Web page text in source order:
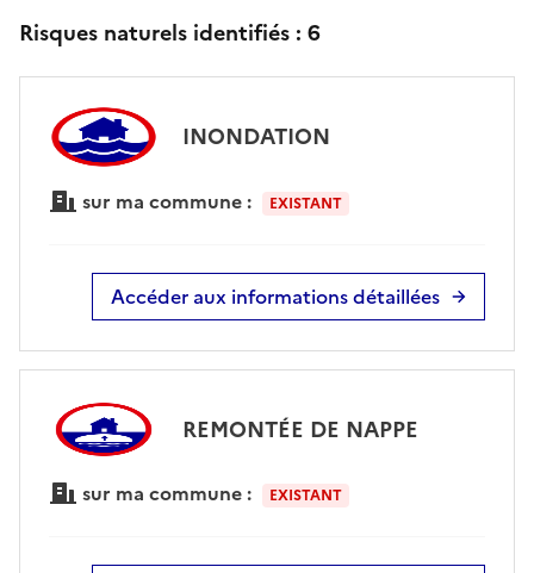
Risques naturels identifiés : 6
INONDATION
sur ma commune : EXISTANT
Accéder aux informations détaillées
REMONTÉE DE NAPPE
sur ma commune : EXISTANT